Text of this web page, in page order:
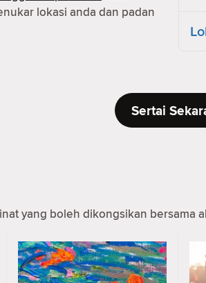
lokasi anda dan padan
Sertai
yang boleh dikongsikan bersama